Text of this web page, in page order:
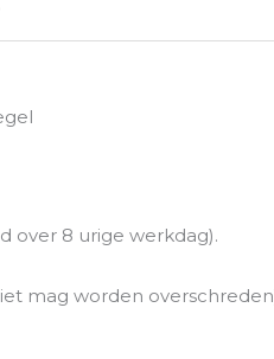
over 8 urige werkdag).
mag worden